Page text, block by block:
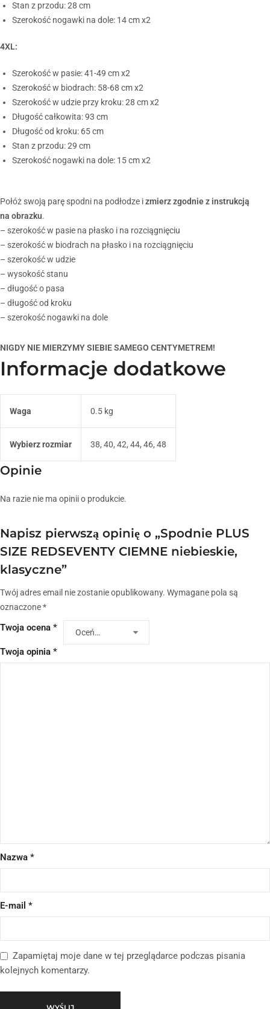
Stan z przodu: 28 cm
Szerokość nogawki na dole: 14 cm x2
4XL:
Szerokość w pasie: 41-49 cm x2
Szerokość w biodrach: 58-68 cm x2
Szerokość w udzie przy kroku: 28 cm x2
Długość całkowita: 93 cm
Długość od kroku: 65 cm
Stan z przodu: 29 cm
Szerokość nogawki na dole: 15 cm x2
Połóż swoją parę spodni na podłodze izmierz zgodnie z instrukcją
na obrazku.
– szerokość w pasie na płasko i na rozciągnięciu
– szerokość w biodrach na płasko i na rozciągnięciu
– szerokość w udzie
– wysokość stanu
– długość o pasa
– długość od kroku
– szerokość nogawki na dole
NIGDY NIE MIERZYMY SIEBIE SAMEGO CENTYMETREM!
Informacje dodatkowe
Waga 0.5 kg
Wybierz rozmiar 38, 40, 42, 44, 46, 48
Opinie
Na razie nie ma opinii o produkcie.
Napisz pierwszą opinię o „Spodnie PLUS
SIZE REDSEVENTY CIEMNE niebieskie,
klasyczne”
Twój adres email nie zostanie opublikowany. Wymagane pola są
oznaczone*
Twoja ocena *
Twoja opinia *
Nazwa *
E-mail *
Zapamiętaj moje dane w tej przeglądarce podczas pisania
kolejnych komentarzy.